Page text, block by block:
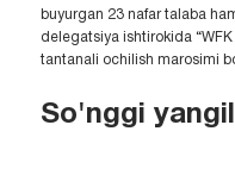
buyurgan 23 nafar talaba
delegatsiya ishtirokida
tantanali ochilish marosimi
So'nggi